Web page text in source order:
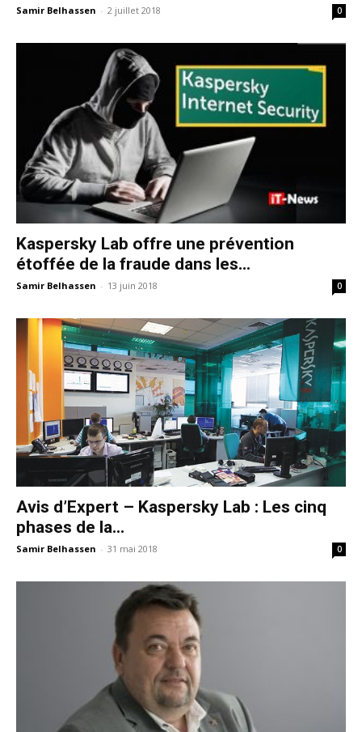
Samir Belhassen - 2 juillet 2018 0
Kaspersky Lab offre une prévention
étoffée de la fraude dans les...
Samir Belhassen - 13 juin 2018 0
Avis d’Expert – Kaspersky Lab : Les cinq
phases de la...
Samir Belhassen - 31 mai 2018 0